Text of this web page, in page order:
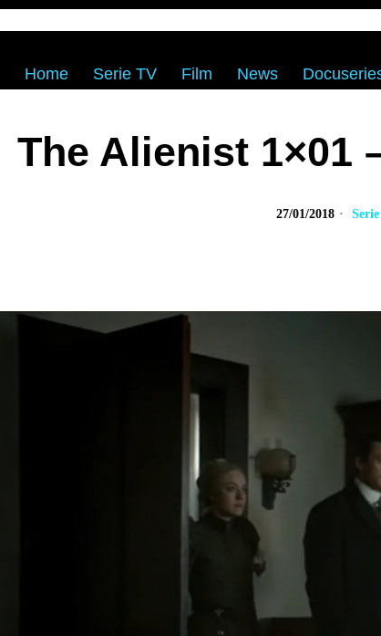
Home Serie TV Film News
The Alienist 1×01
27/01/2018